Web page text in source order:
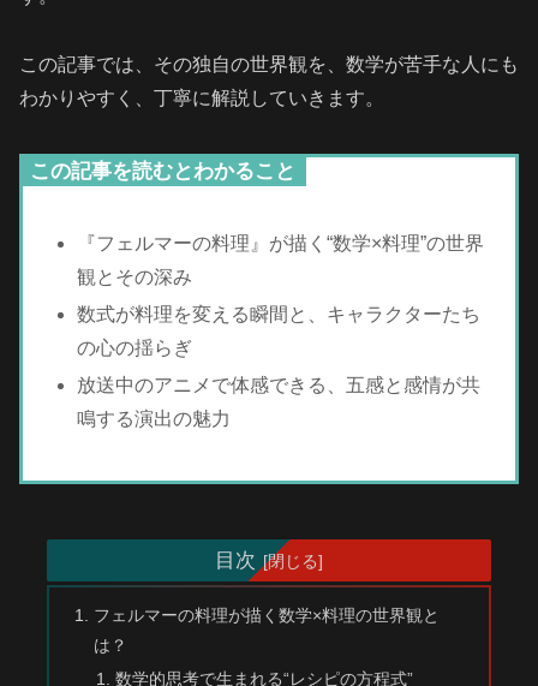
この記事では、その独自の世界観を、数学が苦手な人にも
わかりやすく、丁寧に解説していきます。
この記事を読むとわかること
『フェルマーの料理』が描く“数学×料理”の世界
観とその深み
数式が料理を変える瞬間と、キャラクターたち
の心の揺らぎ
放送中のアニメで体感できる、五感と感情が共
鳴する演出の魅力
目次
フェルマーの料理が描く数学×料理の世界観と
は？
数学的思考で生まれる“レシピの方程式”